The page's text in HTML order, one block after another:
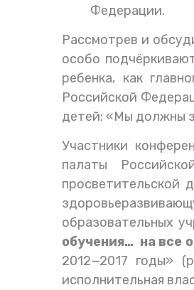
Федерации.
Рассмотрев и
особо
ребенка, как
Российской
детей: «Мы должны
Участники
палаты
просветительской
образовательных
обучения… на все
2012—2017 годы»
исполнительная